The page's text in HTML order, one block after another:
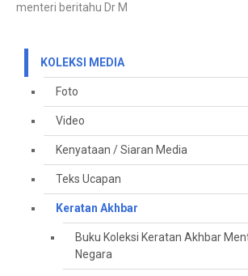
menteri beritahu Dr M
KOLEKSI MEDIA
Foto
Video
Kenyataan / Siaran Media
Teks Ucapan
Keratan Akhbar
Buku Koleksi Keratan Akhbar
Negara